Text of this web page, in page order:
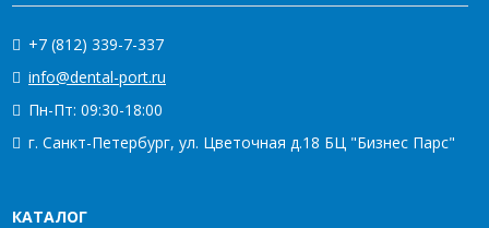
+7 (812) 339-7-337
info@dental-port.ru
Пн-Пт: 09:30-18:00
г. Санкт-Петербург, ул. Цветочная д.18 БЦ "Бизнес Парс"
КАТАЛОГ